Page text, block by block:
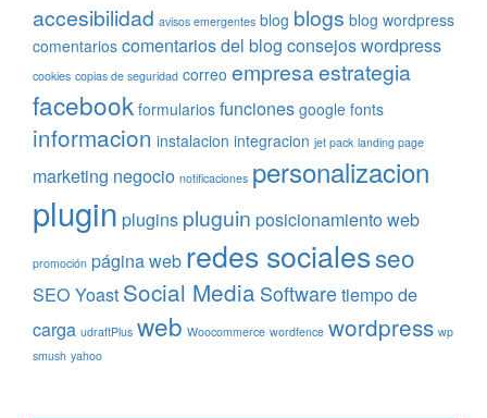
accesibilidad avisos emergentes blog blogs blog wordpress
comentarios comentarios del blog consejos wordpress
cookies copias de seguridad correo empresaestrategia
facebook formularios funciones google fonts
informacion instalacion integracion jet pack landing page
marketing negocio notificaciones personalizacion
plugin plugins pluguin posicionamiento web
promoción página web redes socialesseo
SEO Yoast Social Media Softwaretiempo de
carga udraftPlus web Woocommerce wordfence wordpress wp
smush yahoo